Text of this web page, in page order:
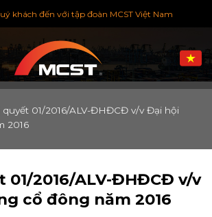
khách đến với tập đoàn MCST Việt Nam
quyết 01/2016/ALV-ĐHĐCĐ v/v Đại hội
2016
01/2016/ALV-ĐHĐCĐ v/v
cổ đông năm 2016